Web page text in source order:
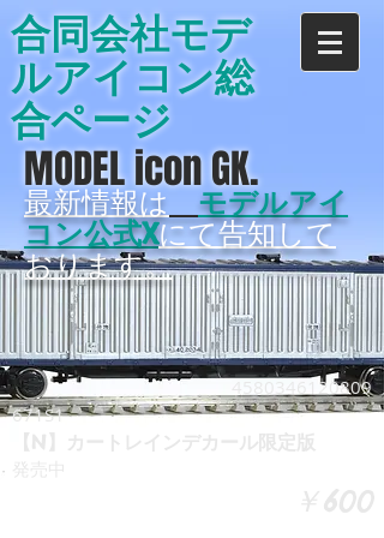
合同会社モデ
ルアイコン総
合ページ
MODEL icon GK.
最新情報は
モデルアイ
コン公式Xにて告知して
おります。
4580346120809
671S1